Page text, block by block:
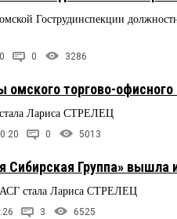
Гострудинспекции
0 3286
омского торгово-
Лариса СТРЕЛЕЦ
0 5013
Сибирская Группа» вышла
стала Лариса СТРЕЛЕЦ
3 6525